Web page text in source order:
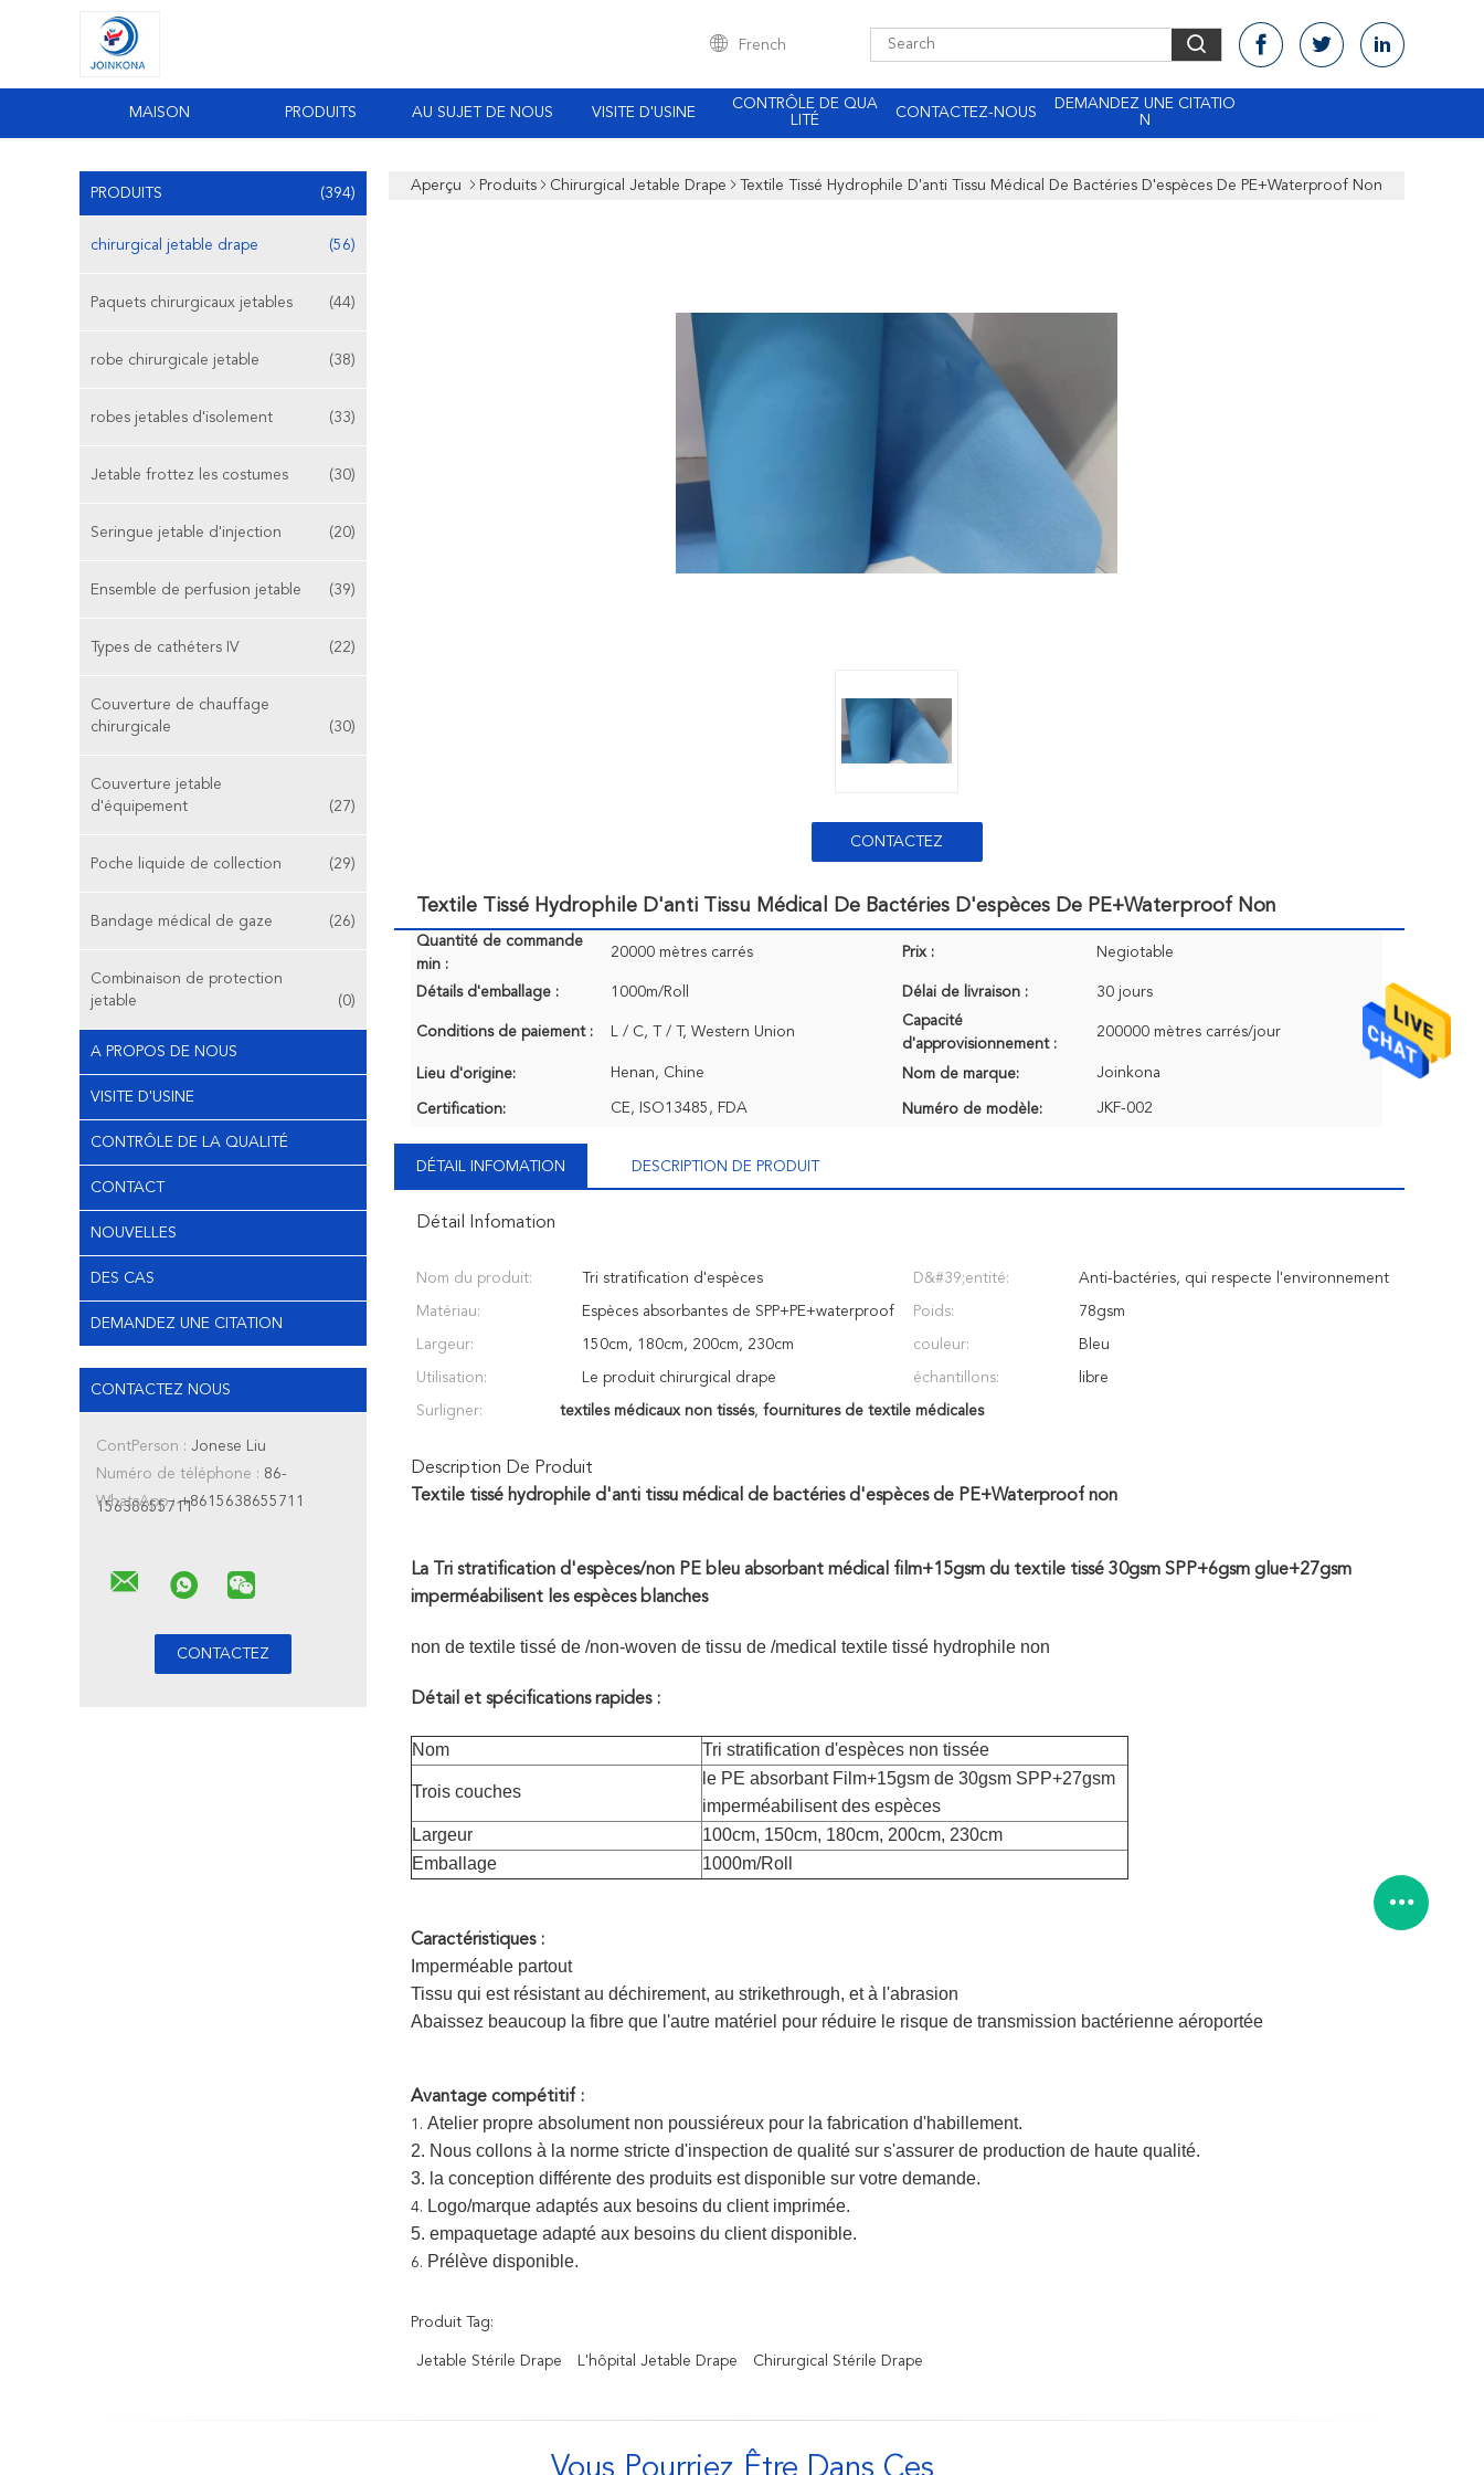
French
MAISON PRODUITS AU SUJET DE NOUS VISITE D'USINE
CONTRÔLE DE QUA
LITÉ
CONTACTEZ-NOUS
DEMANDEZ UNE CITATIO
N
PRODUITS (394)
chirurgical jetable drape (56)
Paquets chirurgicaux jetables (44)
robe chirurgicale jetable (38)
robes jetables d'isolement (33)
Jetable frottez les costumes (30)
Seringue jetable d'injection (20)
Ensemble de perfusion jetable (39)
Types de cathéters IV (22)
Couverture de chauffage
chirurgicale
(30)
Couverture jetable
d'équipement
(27)
Poche liquide de collection (29)
Bandage médical de gaze (26)
Combinaison de protection
jetable
(0)
A PROPOS DE NOUS
VISITE D'USINE
CONTRÔLE DE LA QUALITÉ
CONTACT
NOUVELLES
DES CAS
DEMANDEZ UNE CITATION
CONTACTEZ NOUS
ContPerson : Jonese Liu
Numéro de téléphone : 86-
15638655711
WhatsApp :+8615638655711
Aperçu Produits Chirurgical Jetable Drape Textile Tissé Hydrophile D'anti Tissu Médical De Bactéries D'espèces De PE+Waterproof Non
CONTACTEZ
Textile Tissé Hydrophile D'anti Tissu Médical De Bactéries D'espèces De PE+Waterproof Non
Quantité de commande
min :
20000 mètres carrés Prix : Negiotable
Détails d'emballage : 1000m/Roll Délai de livraison : 30 jours
Conditions de paiement : L / C, T / T, Western Union
Capacité
d'approvisionnement :
200000 mètres carrés/jour
Lieu d'origine: Henan, Chine Nom de marque: Joinkona
Certification: CE, ISO13485, FDA Numéro de modèle: JKF-002
DÉTAIL INFOMATION DESCRIPTION DE PRODUIT
Détail Infomation
Nom du produit: Tri stratification d'espèces D&#39;entité: Anti-bactéries, qui respecte l'environnement
Matériau: Espèces absorbantes de SPP+PE+waterproof Poids: 78gsm
Largeur: 150cm, 180cm, 200cm, 230cm couleur: Bleu
Utilisation: Le produit chirurgical drape échantillons: libre
Surligner: textiles médicaux non tissés, fournitures de textile médicales
Description De Produit
Textile tissé hydrophile d'anti tissu médical de bactéries d'espèces de PE+Waterproof non
La Tri stratification d'espèces/non PE bleu absorbant médical film+15gsm du textile tissé 30gsm SPP+6gsm glue+27gsm
imperméabilisent les espèces blanches
non de textile tissé de /non-woven de tissu de /medical textile tissé hydrophile non
Détail et spécifications rapides :
Nom Tri stratification d'espèces non tissée
Trois couches
le PE absorbant Film+15gsm de 30gsm SPP+27gsm
imperméabilisent des espèces
Largeur
100cm, 150cm, 180cm, 200cm, 230cm
Emballage
1000m/Roll
Caractéristiques :
Imperméable partout
Tissu qui est résistant au déchirement, au strikethrough, et à l'abrasion
Abaissez beaucoup la fibre que l'autre matériel pour réduire le risque de transmission bactérienne aéroportée
Avantage compétitif :
1. Atelier propre absolument non poussiéreux pour la fabrication d'habillement.
2. Nous collons à la norme stricte d'inspection de qualité sur s'assurer de production de haute qualité.
3. la conception différente des produits est disponible sur votre demande.
4. Logo/marque adaptés aux besoins du client imprimée.
5. empaquetage adapté aux besoins du client disponible.
6. Prélève disponible.
Produit Tag:
Jetable Stérile Drape L'hôpital Jetable Drape Chirurgical Stérile Drape